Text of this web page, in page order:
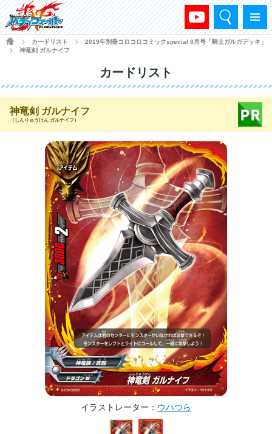
メニュー
検索
HOME
カードリスト
2019年別冊コロコロコミックspecial 6月号「騎士ガルガデッキ」
神竜剣 ガルナイフ
カードリスト
神竜剣 ガルナイフ
（しんりゅうけん ガルナイフ）
イラストレーター ウハつら